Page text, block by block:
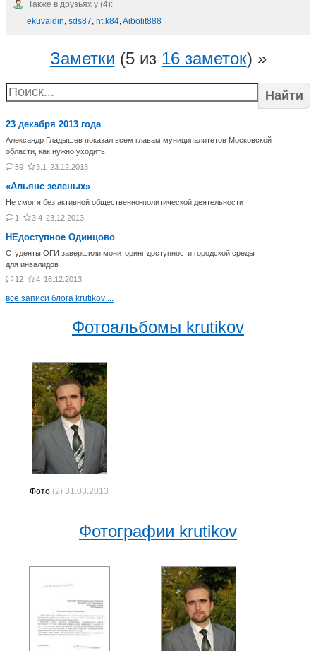
Также в друзьях у (4):
ekuvaldin sds87 nt.k84 Aibolit888
Заметки (5 из 16 заметок) »
Найти
23 декабря 2013 года
Александр Гладышев показал всем главам муниципалитетов Московской
области, как нужно уходить
59
3.1 23.12.2013
«Альянс зеленых»
Не смог я без активной общественно-политической деятельности
1
3.4 23.12.2013
НЕдоступное Одинцово
Студенты ОГИ завершили мониторинг доступности городской среды
для инвалидов
12
4 16.12.2013
все записи блога krutikov ...
Фотоальбомы krutikov
Фото (2) 31.03.2013
Фотографии krutikov